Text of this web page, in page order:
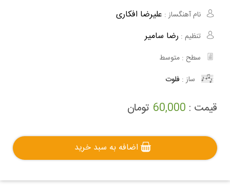
نام آهنگساز : علیرضا افکاری
تنظیم : رضا سامیر
سطح : متوسط
ساز : فلوت
قیمت : 60,000 تومان
اضافه به سبد خرید